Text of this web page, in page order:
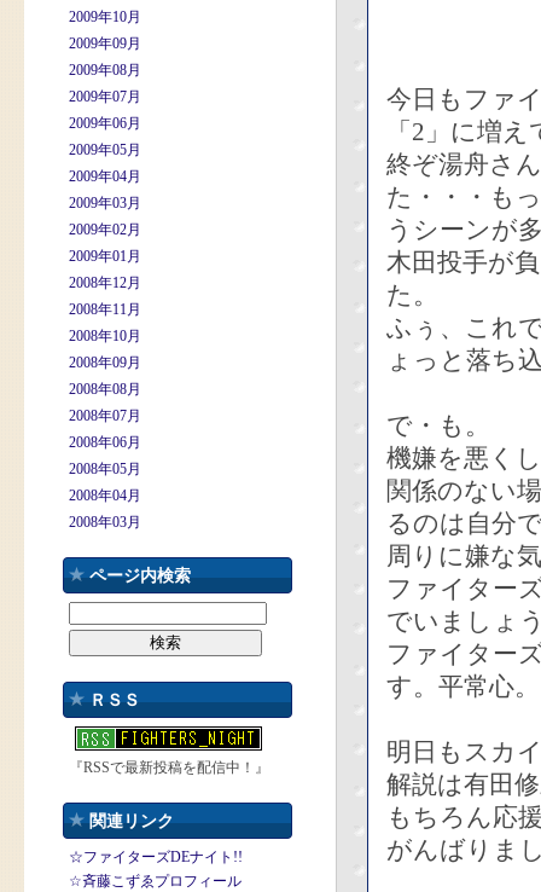
2009年10月
2009年09月
2009年08月
2009年07月
2009年06月
2009年05月
2009年04月
2009年03月
2009年02月
2009年01月
2008年12月
2008年11月
2008年10月
2008年09月
2008年08月
2008年07月
2008年06月
2008年05月
2008年04月
2008年03月
ページ内検索
ＲＳＳ
『RSSで最新投稿を配信中！』
関連リンク
☆ファイターズDEナイト!!
☆斉藤こずゑプロフィール
今日もファ
「2」に増
終ぞ湯舟さ
た・・・も
うシーンが
木田投手が
た。
ふぅ、これ
ょっと落ち
で・も。
機嫌を悪く
関係のない
るのは自分
周りに嫌な
ファイター
でいましょ
ファイター
す。平常心。
明日もスカ
解説は有田
もちろん応
がんばりま